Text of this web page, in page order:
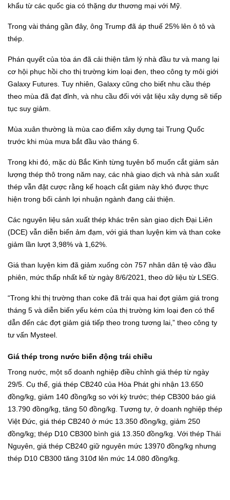
khẩu từ các quốc gia có thặng dư thương mại với Mỹ.
Trong vài tháng gần đây, ông Trump đã áp thuế 25% lên ô tô và
thép.
Phán quyết của tòa án đã cải thiện tâm lý nhà đầu tư và mang lại
cơ hội phục hồi cho thị trường kim loại đen, theo công ty môi giới
Galaxy Futures. Tuy nhiên, Galaxy cũng cho biết nhu cầu thép
theo mùa đã đạt đỉnh, và nhu cầu đối với vật liệu xây dựng sẽ tiếp
tục suy giảm.
Mùa xuân thường là mùa cao điểm xây dựng tại Trung Quốc
trước khi mùa mưa bắt đầu vào tháng 6.
Trong khi đó, mặc dù Bắc Kinh từng tuyên bố muốn cắt giảm sản
lượng thép thô trong năm nay, các nhà giao dịch và nhà sản xuất
thép vẫn đặt cược rằng kế hoạch cắt giảm này khó được thực
hiện trong bối cảnh lợi nhuận ngành đang cải thiện.
Các nguyên liệu sản xuất thép khác trên sàn giao dịch Đại Liên
(DCE) vẫn diễn biến ảm đạm, với giá than luyện kim và than coke
giảm lần lượt 3,98% và 1,62%.
Giá than luyện kim đã giảm xuống còn 757 nhân dân tệ vào đầu
phiên, mức thấp nhất kể từ ngày 8/6/2021, theo dữ liệu từ LSEG.
“Trong khi thị trường than coke đã trải qua hai đợt giảm giá trong
tháng 5 và diễn biến yếu kém của thị trường kim loại đen có thể
dẫn đến các đợt giảm giá tiếp theo trong tương lai,” theo công ty
tư vấn Mysteel.
Giá thép trong nước biến động trái chiều
Trong nước, một số doanh nghiệp điều chỉnh giá thép từ ngày
29/5. Cụ thể, giá thép CB240 của Hòa Phát ghi nhận 13.650
đồng/kg, giảm 140 đồng/kg so với kỳ trước; thép CB300 báo giá
13.790 đồng/kg, tăng 50 đồng/kg. Tương tự, ở doanh nghiệp thép
Việt Đức, giá thép CB240 ở mức 13.350 đồng/kg, giảm 250
đồng/kg; thép D10 CB300 bình giá 13.350 đồng/kg. Với thép Thái
Nguyên, giá thép CB240 giữ nguyên mức 13970 đồng/kg nhưng
thép D10 CB300 tăng 310đ lên mức 14.080 đồng/kg.